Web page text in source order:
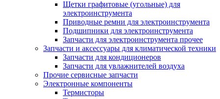
Щетки графитовые (угольные) для
электроинструмента
Приводные ремни для электроинструмента
Подшипники для электроинструмента
Запчасти для электроинструмента прочее
Запчасти и аксессуары для климатической техники
Запчасти для кондиционеров
Запчасти для увлажнителей воздуха
Прочие сервисные запчасти
Электронные компоненты
Термисторы